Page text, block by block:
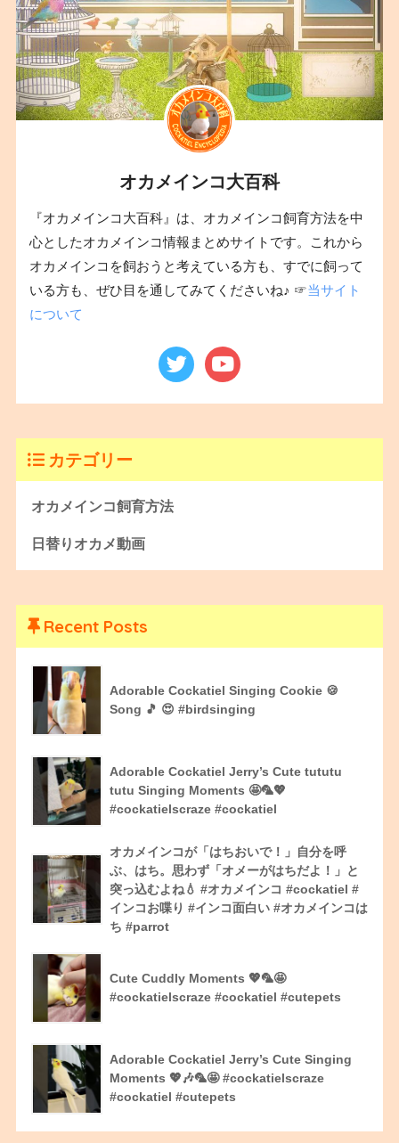
オカメインコ大百科
『オカメインコ大百科』は、オカメインコ飼育方法を中
心としたオカメインコ情報まとめサイトです。これから
オカメインコを飼おうと考えている方も、すでに飼って
いる方も、ぜひ目を通してみてくださいね♪ ☞当サイト
について
カテゴリー
オカメインコ飼育方法
日替りオカメ動画
Recent Posts
Adorable Cockatiel Singing Cookie 🍪
Song 🎵 😍 #birdsinging
Adorable Cockatiel Jerry’s Cute tututu
tutu Singing Moments 🤩🦜💖
#cockatielscraze #cockatiel
オカメインコが「はちおいで！」自分を呼
ぶ、はち。思わず「オメーがはちだよ！」と
突っ込むよね💧 #オカメインコ #cockatiel #
インコお喋り #インコ面白い #オカメインコは
ち #parrot
Cute Cuddly Moments 💖🦜🤩
#cockatielscraze #cockatiel #cutepets
Adorable Cockatiel Jerry’s Cute Singing
Moments 💖🎶🦜🤩 #cockatielscraze
#cockatiel #cutepets